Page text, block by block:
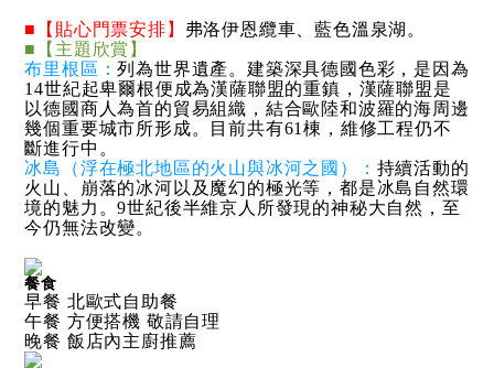
■【貼心門票安排】 弗洛伊恩纜車、藍色溫泉湖。
■【主題欣賞】
布里根區：列為世界遺產。建築深具德國色彩，是因為
14世紀起卑爾根便成為漢薩聯盟的重鎮，漢薩聯盟是
以德國商人為首的貿易組織，結合歐陸和波羅的海周邊
幾個重要城市所形成。目前共有61棟，維修工程仍不
斷進行中。
冰島（浮在極北地區的火山與冰河之國）： 持續活動的
火山、崩落的冰河以及魔幻的極光等，都是冰島自然環
境的魅力。9世紀後半維京人所發現的神秘大自然，至
今仍無法改變。
餐食
早餐 北歐式自助餐
午餐 方便搭機 敬請自理
晚餐 飯店內主廚推薦